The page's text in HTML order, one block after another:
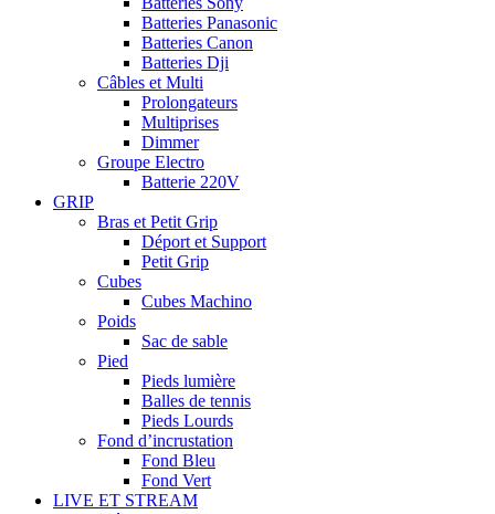
Batteries Panasonic
Batteries Canon
Batteries Dji
Câbles et Multi
Prolongateurs
Multiprises
Dimmer
Groupe Electro
Batterie 220V
GRIP
Bras et Petit Grip
Déport et Support
Petit Grip
Cubes
Cubes Machino
Poids
Sac de sable
Pied
Pieds lumière
Balles de tennis
Pieds Lourds
Fond d’incrustation
Fond Bleu
Fond Vert
LIVE ET STREAM